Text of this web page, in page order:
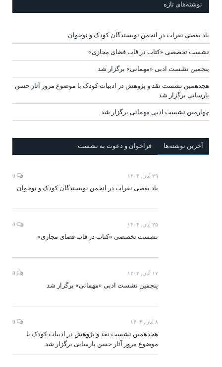
نوشته‌های تازه
یاد بعضی نفرات در انجمن نویسندگان کودک و نوجوان
نشست تخصصی «کتاب در قاب فضای مجازی»
پنجمین نشست ادبی «مهمانی» برگزار شد
هجدهمین نشست نقد و پژوهش در ادبیات کودک با موضوع مرور آثار حسن
پارسایی برگزار شد
چهارمین نشست ادبی مهمانی برگزار شد
آخرين‌ نوشته‌ها فراخوان و دعوت به نشست
۲۹ آبان, ۱۴۰۴
یاد بعضی نفرات در انجمن نویسندگان کودک و نوجوان
۲۵ آبان, ۱۴۰۴
نشست تخصصی «کتاب در قاب فضای مجازی»
۱۷ آبان, ۱۴۰۴
پنجمین نشست ادبی «مهمانی» برگزار شد
۸ آبان, ۱۴۰۴
هجدهمین نشست نقد و پژوهش در ادبیات کودک با
موضوع مرور آثار حسن پارسایی برگزار شد